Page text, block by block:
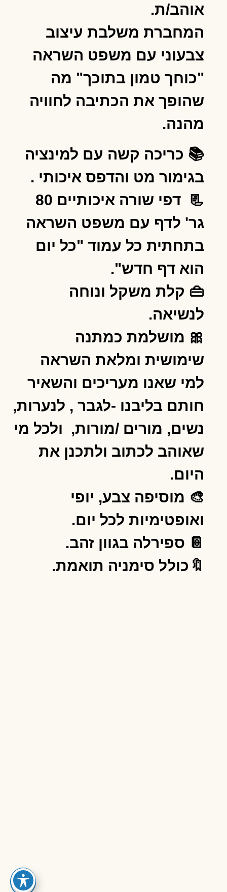
אוהב/ת.
המחברת משלבת עיצוב
צבעוני עם משפט השראה
"כוחך טמון בתוכך" מה
שהופך את הכתיבה לחוויה
מהנה.
📚 כריכה קשה עם למינציה
בגימור מט והדפס איכותי .
📃 דפי שורה איכותיים 80
גר' לדף עם משפט השראה
בתחתית כל עמוד "כל יום
הוא דף חדש".
👜 קלת משקל ונוחה
לנשיאה.
🎀 מושלמת כמתנה
שימושית ומלאת השראה
למי שאנו מעריכים והשאיר
חותם בליבנו -לגבר , לנערות,
נשים, מורים /מורות, ולכל מי
שאוהב לכתוב ולתכנן את
היום.
🎨 מוסיפה צבע, יופי
ואופטימיות לכל יום.
📔 ספירלה בגוון זהב.
🔖כולל סימניה תואמת.